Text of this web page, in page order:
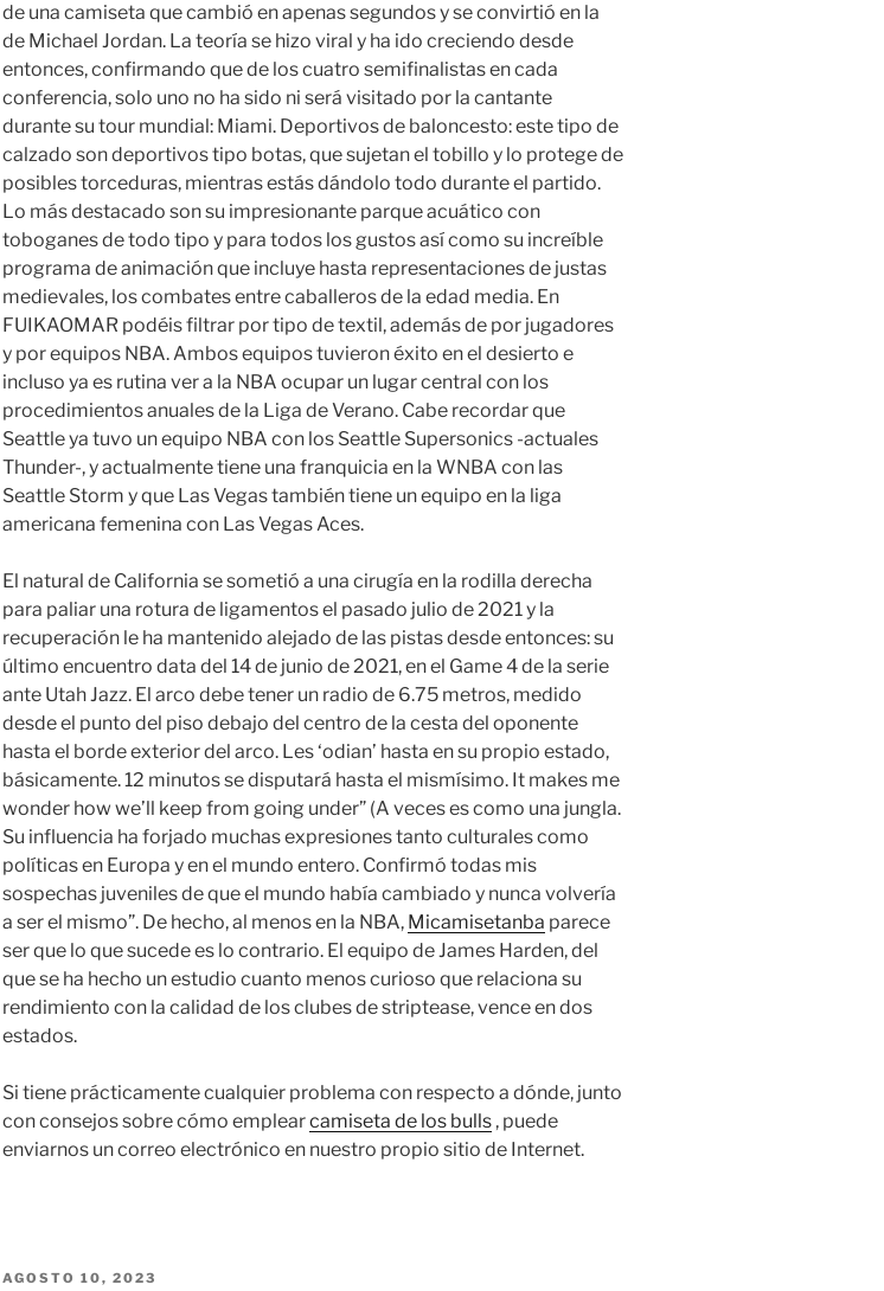
de una camiseta que cambió en apenas segundos y se convirtió en la
de Michael Jordan. La teoría se hizo viral y ha ido creciendo desde
entonces, confirmando que de los cuatro semifinalistas en cada
conferencia, solo uno no ha sido ni será visitado por la cantante
durante su tour mundial: Miami. Deportivos de baloncesto: este tipo de
calzado son deportivos tipo botas, que sujetan el tobillo y lo protege de
posibles torceduras, mientras estás dándolo todo durante el partido.
Lo más destacado son su impresionante parque acuático con
toboganes de todo tipo y para todos los gustos así como su increíble
programa de animación que incluye hasta representaciones de justas
medievales, los combates entre caballeros de la edad media. En
FUIKAOMAR podéis filtrar por tipo de textil, además de por jugadores
y por equipos NBA. Ambos equipos tuvieron éxito en el desierto e
incluso ya es rutina ver a la NBA ocupar un lugar central con los
procedimientos anuales de la Liga de Verano. Cabe recordar que
Seattle ya tuvo un equipo NBA con los Seattle Supersonics -actuales
Thunder-, y actualmente tiene una franquicia en la WNBA con las
Seattle Storm y que Las Vegas también tiene un equipo en la liga
americana femenina con Las Vegas Aces.
El natural de California se sometió a una cirugía en la rodilla derecha
para paliar una rotura de ligamentos el pasado julio de 2021 y la
recuperación le ha mantenido alejado de las pistas desde entonces: su
último encuentro data del 14 de junio de 2021, en el Game 4 de la serie
ante Utah Jazz. El arco debe tener un radio de 6.75 metros, medido
desde el punto del piso debajo del centro de la cesta del oponente
hasta el borde exterior del arco. Les ‘odian’ hasta en su propio estado,
básicamente. 12 minutos se disputará hasta el mismísimo. It makes me
wonder how we’ll keep from going under” (A veces es como una jungla.
Su influencia ha forjado muchas expresiones tanto culturales como
políticas en Europa y en el mundo entero. Confirmó todas mis
sospechas juveniles de que el mundo había cambiado y nunca volvería
a ser el mismo”. De hecho, al menos en la NBA, Micamisetanba parece
ser que lo que sucede es lo contrario. El equipo de James Harden, del
que se ha hecho un estudio cuanto menos curioso que relaciona su
rendimiento con la calidad de los clubes de striptease, vence en dos
estados.
Si tiene prácticamente cualquier problema con respecto a dónde, junto
con consejos sobre cómo emplearcamiseta de los bulls, puede
enviarnos un correo electrónico en nuestro propio sitio de Internet.
PUBLICADO
AGOSTO 10, 2023